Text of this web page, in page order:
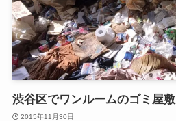
渋谷区でワンルームのゴミ屋敷
2015年11月30日